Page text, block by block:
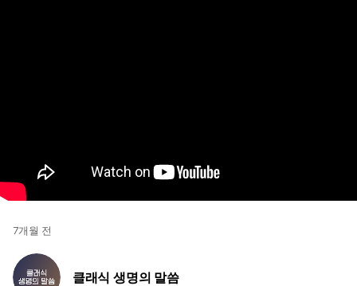
7개월 전
클래식 생명의 말씀